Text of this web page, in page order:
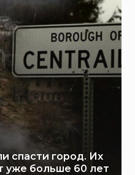
спасти город. Их
уже больше 60 лет